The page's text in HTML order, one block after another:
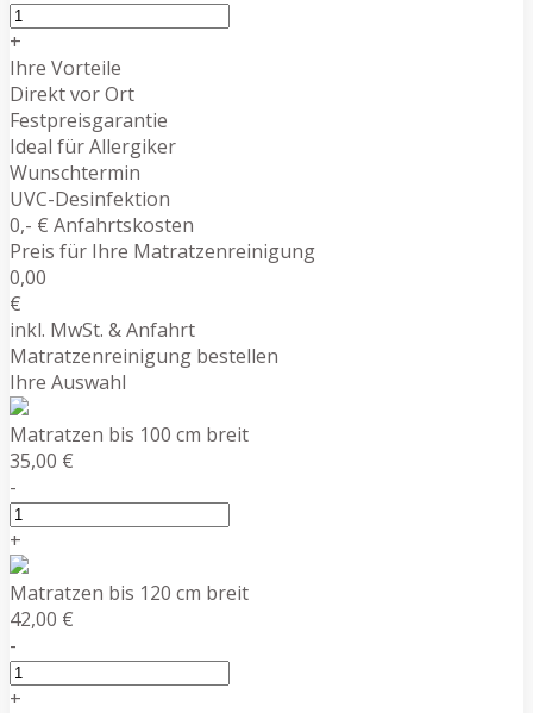
+
Ihre Vorteile
Direkt vor Ort
Festpreisgarantie
Ideal für Allergiker
Wunschtermin
UVC-Desinfektion
0,- € Anfahrtskosten
Preis für Ihre Matratzenreinigung
0,00
€
inkl. MwSt. & Anfahrt
Matratzenreinigung bestellen
Ihre Auswahl
Matratzen bis 100 cm breit
35,00 €
-
+
Matratzen bis 120 cm breit
42,00 €
-
+